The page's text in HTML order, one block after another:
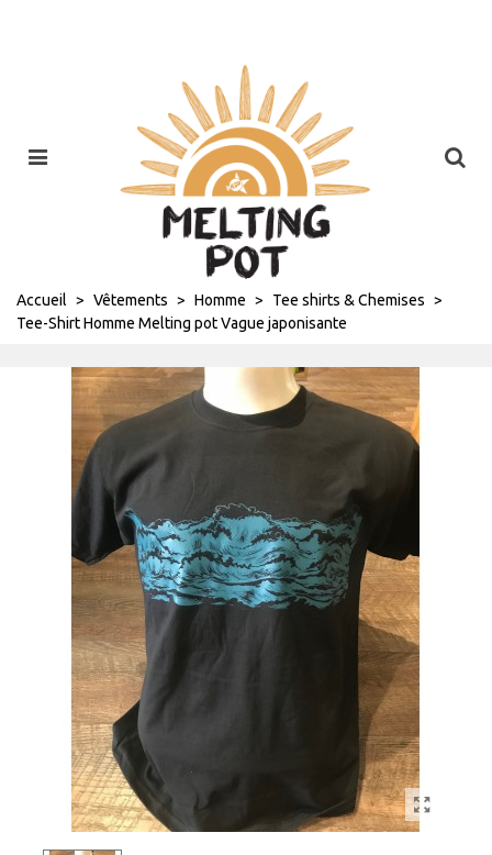
Accueil > Vêtements > Homme > Tee shirts & Chemises >
Tee-Shirt Homme Melting pot Vague japonisante